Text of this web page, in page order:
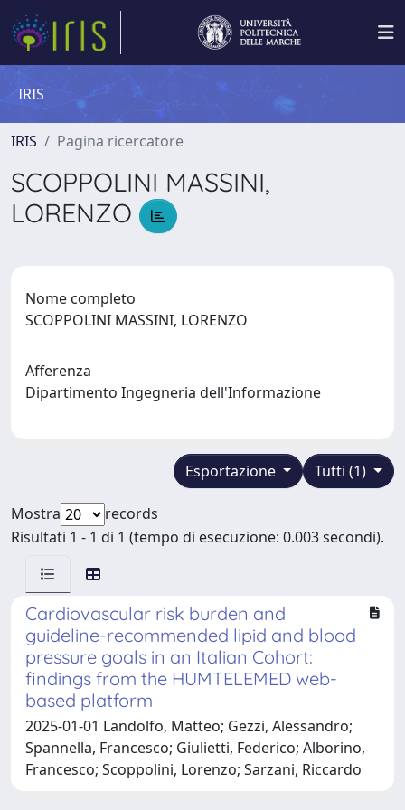
IRIS
IRIS Pagina ricercatore
SCOPPOLINI MASSINI,
LORENZO
Nome completo
SCOPPOLINI MASSINI, LORENZO
Afferenza
Dipartimento Ingegneria dell'Informazione
Tutti (1)
Esportazione
Mostra
records
Risultati 1 - 1 di 1 (tempo di esecuzione: 0.003 secondi).
Cardiovascular risk burden and
guideline-recommended lipid and blood
pressure goals in an Italian Cohort:
findings from the HUMTELEMED web-
based platform
2025-01-01 Landolfo, Matteo; Gezzi, Alessandro;
Spannella, Francesco; Giulietti, Federico; Alborino,
Francesco; Scoppolini, Lorenzo; Sarzani, Riccardo